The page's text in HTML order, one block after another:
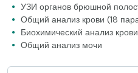
УЗИ органов брюшной
Общий анализ крови (18
Биохимический анализ
Общий анализ мочи